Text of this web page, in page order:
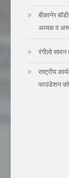
बीकानेर
अध्यक्ष व
रंगीलो
राष्ट्रीय
फाउंडेशन को